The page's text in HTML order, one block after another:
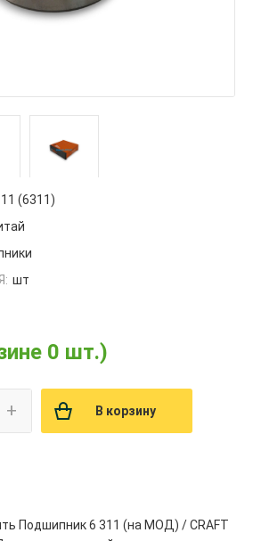
(6311)
шт
0 шт.)
+ В корзину
Подшипник 6 311 (на МОД) / CRAFT